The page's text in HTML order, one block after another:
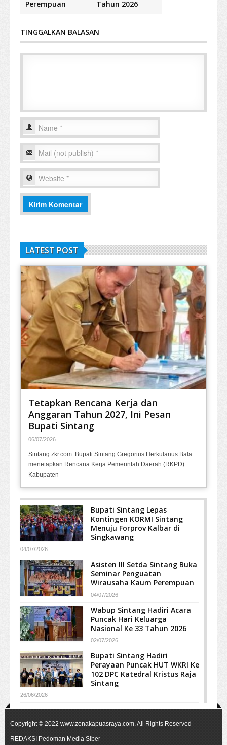
Perempuan
Tahun 2026
TINGGALKAN BALASAN
LATEST POST
Tetapkan Rencana Kerja dan
Anggaran Tahun 2027, Ini Pesan
Bupati Sintang
06/07/2026
Sintang zkr.com. Bupati Sintang Gregorius Herkulanus Bala
menetapkan Rencana Kerja Pemerintah Daerah (RKPD)
Kabupaten
Bupati Sintang Lepas
Kontingen KORMI Sintang
Menuju Forprov Kalbar di
Singkawang
04/07/2026
Asisten III Setda Sintang Buka
Seminar Penguatan
Wirausaha Kaum Perempuan
04/07/2026
Wabup Sintang Hadiri Acara
Puncak Hari Keluarga
Nasional Ke 33 Tahun 2026
02/07/2026
Bupati Sintang Hadiri
Perayaan Puncak HUT WKRI Ke
102 DPC Katedral Kristus Raja
Sintang
26/06/2026
Copyright © 2022 www.zonakapuasraya.com. All Rights Reserved
REDAKSI Pedoman Media Siber